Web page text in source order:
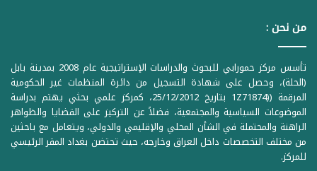
من نحن :
تأسس مركز حمورابي للبحوث والدراسات الإستراتيجية عام 2008 بمدينة بابل
(الحلة)، وحصل على شهادة التسجيل من دائرة المنظمات غير الحكومية
المرقمة ((1Z71874 بتاريخ 25/12/2012، كمركز علمي بحثي يهتم بدراسة
الموضوعات السياسية والمجتمعية، فضلاً عن التركيز على القضايا والظواهر
الراهنة والمحتملة في الشأن المحلي والإقليمي والدولي، ويتعامل مع باحثين
من مختلف التخصصات داخل العراق وخارجه، حيث تحتضن بغداد المقر الرئيسي
للمركز.